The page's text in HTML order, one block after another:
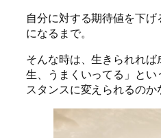
自分に対する期待値を下
になるまで。
そんな時は、生きられれ
生、うまくいってる」とい
スタンスに変えられるのか